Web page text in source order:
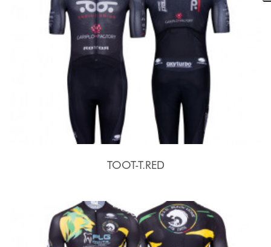
TOOT-T.RED